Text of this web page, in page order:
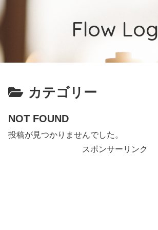
Flow Log
カテゴリー
NOT FOUND
投稿が見つかりませんでした。
スポンサーリンク